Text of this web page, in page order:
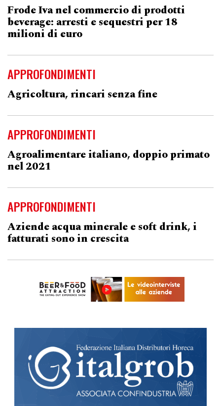
Frode Iva nel commercio di prodotti
beverage: arresti e sequestri per 18
milioni di euro
APPROFONDIMENTI
Agricoltura, rincari senza fine
APPROFONDIMENTI
Agroalimentare italiano, doppio primato
nel 2021
APPROFONDIMENTI
Aziende acqua minerale e soft drink, i
fatturati sono in crescita